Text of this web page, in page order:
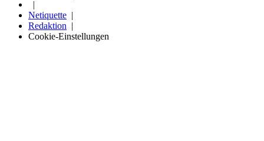
Netiquette
Redaktion
Cookie-Einstellungen